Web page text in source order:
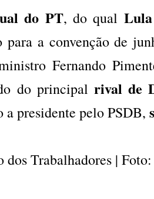
do PT, do qual Lula
para a convenção de
Fernando
do principal rival de
a presidente pelo PSDB,
dos Trabalhadores |